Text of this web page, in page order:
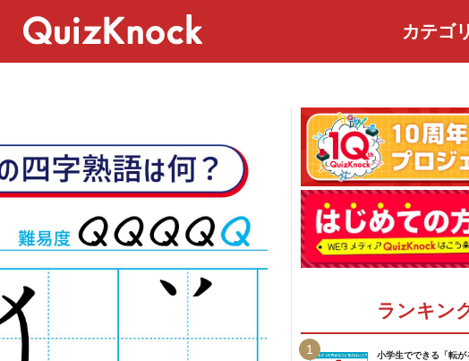
カテゴリ
ランキン
1
小学生でできる「転が